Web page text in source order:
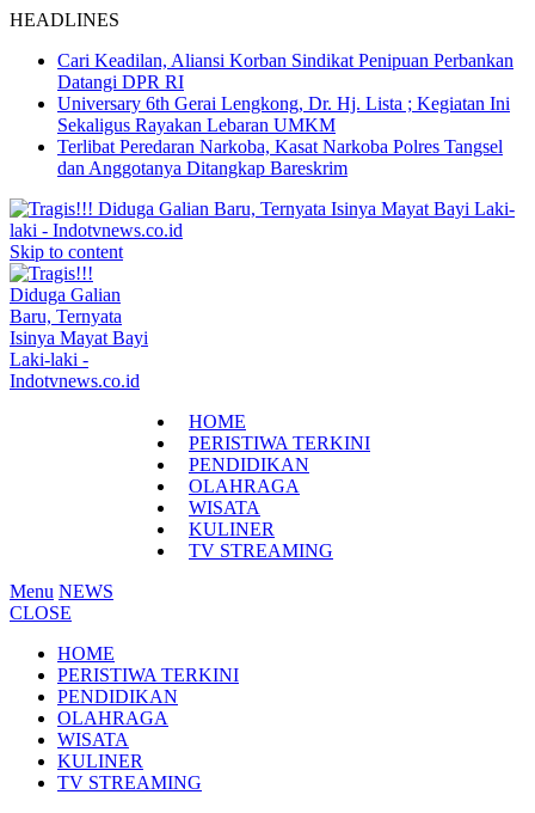
HEADLINES
Cari Keadilan, Aliansi Korban Sindikat Penipuan Perbankan
Datangi DPR RI
Universary 6th Gerai Lengkong, Dr. Hj. Lista ; Kegiatan Ini
Sekaligus Rayakan Lebaran UMKM
Terlibat Peredaran Narkoba, Kasat Narkoba Polres Tangsel
dan Anggotanya Ditangkap Bareskrim
Skip to content
HOME
PERISTIWA TERKINI
PENDIDIKAN
OLAHRAGA
WISATA
KULINER
TV STREAMING
Menu NEWS
CLOSE
HOME
PERISTIWA TERKINI
PENDIDIKAN
OLAHRAGA
WISATA
KULINER
TV STREAMING